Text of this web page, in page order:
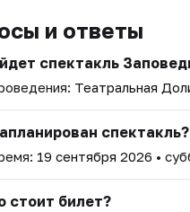
и ответы
спектакль
Театральная
спектакль?
19 сентября 2026 •
стоит билет?